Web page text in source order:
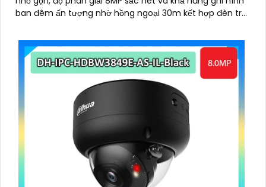
ban đêm ấn tượng nhờ hồng ngoại 30m kết hợp đèn trợ
512GB và công nghệ AI thông minh giúp phân biệt chính
xác người và phương tiện hỗ trợ POE, giảm thiểu báo
động giả hiệu quả